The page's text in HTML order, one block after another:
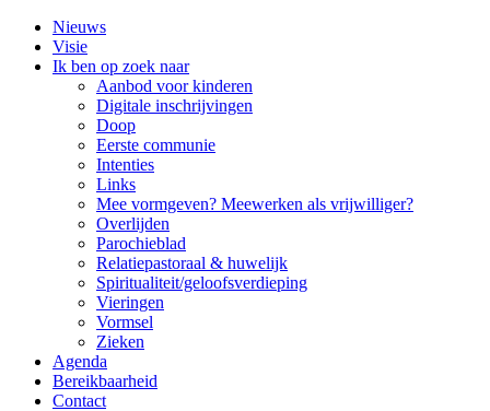
Nieuws
Visie
Ik ben op zoek naar
Aanbod voor kinderen
Digitale inschrijvingen
Doop
Eerste communie
Intenties
Links
Mee vormgeven? Meewerken als vrijwilliger?
Overlijden
Parochieblad
Relatiepastoraal & huwelijk
Spiritualiteit/geloofsverdieping
Vieringen
Vormsel
Zieken
Agenda
Bereikbaarheid
Contact